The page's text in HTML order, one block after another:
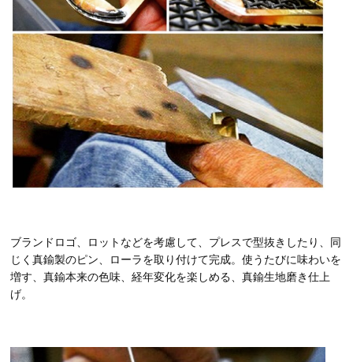
ブランドロゴ、ロットなどを考慮して、プレスで型抜きしたり、同
じく真鍮製のピン、ローラを取り付けて完成。使うたびに味わいを
増す、真鍮本来の色味、経年変化を楽しめる、真鍮生地磨き仕上
げ。